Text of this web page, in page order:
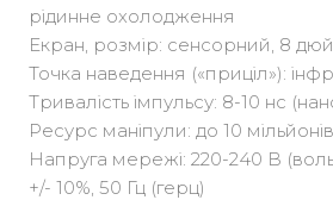
рідинне охолодження
Екран, розмір: сенсорний, 8
Точка наведення («приціл»):
Тривалість імпульсу: 8-10 нс
Ресурс маніпули: до 10 мільйонів
Напруга мережі: 220-240 В
+/- 10%, 50 Гц (герц)